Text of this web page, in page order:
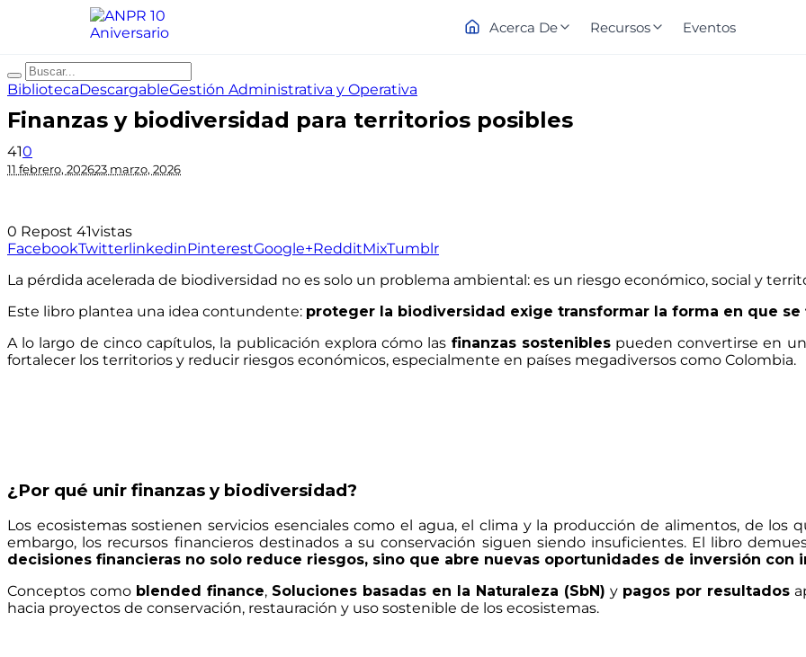
Acerca De Recursos Eventos
BibliotecaDescargableGestión Administrativa y Operativa
Finanzas y biodiversidad para territorios posibles
410
11 febrero, 202623 marzo, 2026
0 Repost 41vistas
FacebookTwitterlinkedinPinterestGoogle+RedditMixTumblr
La pérdida acelerada de biodiversidad no es solo un problema ambiental: es un riesgo económico, social y
Este libro plantea una idea contundente: proteger la biodiversidad exige transformar la forma en que
A lo largo de cinco capítulos, la publicación explora cómo las finanzas sosteniblespueden convertirse en
fortalecer los territorios y reducir riesgos económicos, especialmente en países megadiversos como Colombia.
¿Por qué unir finanzas y biodiversidad?
Los ecosistemas sostienen servicios esenciales como el agua, el clima y la producción de alimentos, de los
embargo, los recursos financieros destinados a su conservación siguen siendo insuficientes. El libro
decisiones financieras no solo reduce riesgos, sino que abre nuevas oportunidades de inversión con
Conceptos como blended finance, Soluciones basadas en la Naturaleza (SbN) y pagos por resultados
hacia proyectos de conservación, restauración y uso sostenible de los ecosistemas.